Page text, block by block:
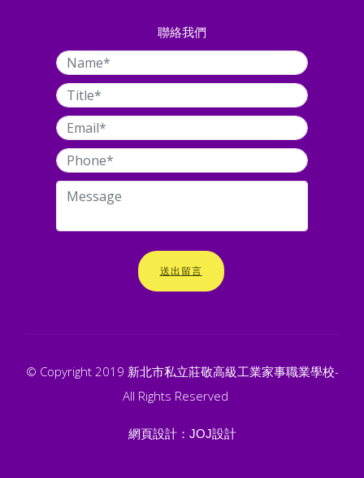
聯絡我們
送出留言
© Copyright 2019 新北市私立莊敬高級工業家事職業學校-
All Rights Reserved
網頁設計： JOJ設計